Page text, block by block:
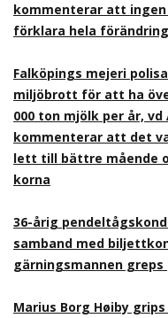
kommenterar att
förklara hela
Falköpings mejeri
miljöbrott för att ha
000 ton mjölk per år,
kommenterar att det
lett till bättre mående
korna
36-årig
samband med
gärningsmannen greps
Marius Borg Høiby